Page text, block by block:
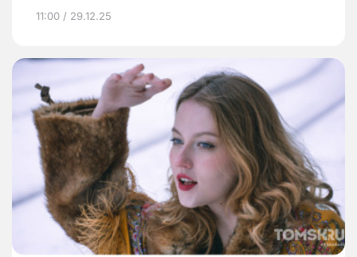
11:00 / 29.12.25